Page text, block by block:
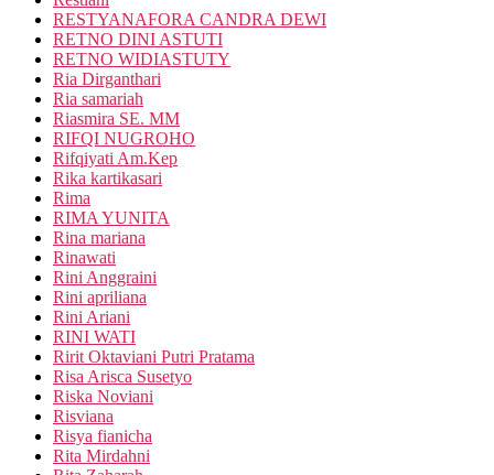
RESTYANAFORA CANDRA DEWI
RETNO DINI ASTUTI
RETNO WIDIASTUTY
Ria Dirganthari
Ria samariah
Riasmira SE. MM
RIFQI NUGROHO
Rifqiyati Am.Kep
Rika kartikasari
Rima
RIMA YUNITA
Rina mariana
Rinawati
Rini Anggraini
Rini apriliana
Rini Ariani
RINI WATI
Ririt Oktaviani Putri Pratama
Risa Arisca Susetyo
Riska Noviani
Risviana
Risya fianicha
Rita Mirdahni